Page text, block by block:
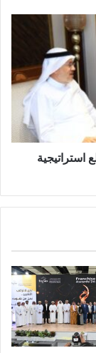
طن سلع استراتيجية